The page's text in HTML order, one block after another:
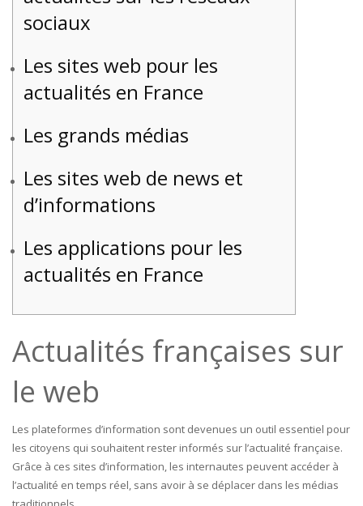
sociaux
Les sites web pour les
actualités en France
Les grands médias
Les sites web de news et
d’informations
Les applications pour les
actualités en France
Actualités françaises sur
le web
Les plateformes d’information sont devenues un outil essentiel pour
les citoyens qui souhaitent rester informés sur l’actualité française.
Grâce à ces sites d’information, les internautes peuvent accéder à
l’actualité en temps réel, sans avoir à se déplacer dans les médias